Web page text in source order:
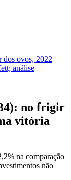
ovos, 2022
análise
no frigir
vitória
na comparação
não